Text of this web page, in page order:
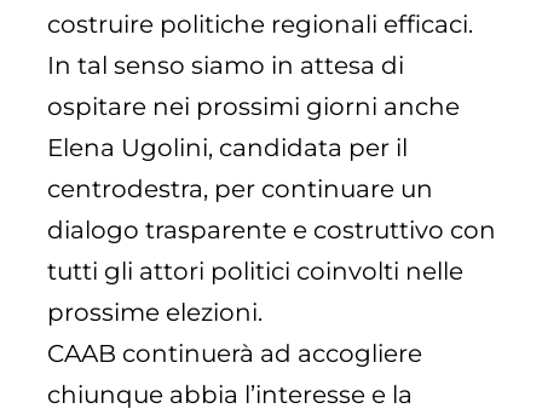
costruire politiche regionali efficaci.
In tal senso siamo in attesa di
ospitare nei prossimi giorni anche
Elena Ugolini, candidata per il
centrodestra, per continuare un
dialogo trasparente e costruttivo con
tutti gli attori politici coinvolti nelle
prossime elezioni.
CAAB continuerà ad accogliere
chiunque abbia l’interesse e la